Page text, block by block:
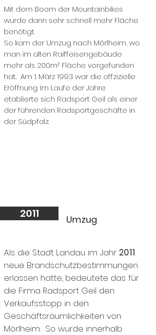
Mit dem Boom der Mountainbikes
wurde dann sehr schnell mehr Fläche
benötigt.
​​​​​So kam der Umzug nach Mörlheim, wo
man im alten Raiffeisengebäude
mehr als 200m² Fläche vorgefunden
hat.. Am 1. März 1993 war die offzizielle
Eröffnung. Im Laufe der Jahre
etablierte sich Radsport Geil als einer
der führenden Radsportgeschäfte in
der Südpfalz.
2011 Umzug
Als die Stadt Landau im Jahr 2011
neue Brandschutzbestimmungen
erlassen hatte, bedeutete das für
die Firma Radsport Geil den
Verkaufsstopp in den
Geschäftsräumlichkeiten von
Mörlheim. So wurde innerhalb